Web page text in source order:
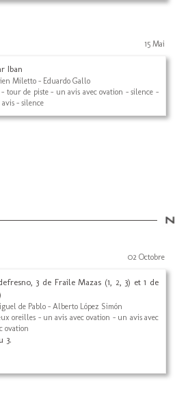
15 Mai
Iban
Miletto - Eduardo Gallo
- tour de piste - un avis avec ovation - silence -
- silence
02 Octobre
3 de Fraile Mazas (1, 2, 3) et 1 de
de Pablo - Alberto López Simón
oreilles - un avis avec ovation - un avis avec
ovation
3.